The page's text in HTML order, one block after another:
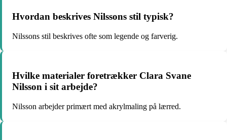
Hvordan beskrives Nilssons stil typisk?
Nilssons stil beskrives ofte som legende og farverig.
Hvilke materialer foretrækker Clara Svane
Nilsson i sit arbejde?
Nilsson arbejder primært med akrylmaling på lærred.